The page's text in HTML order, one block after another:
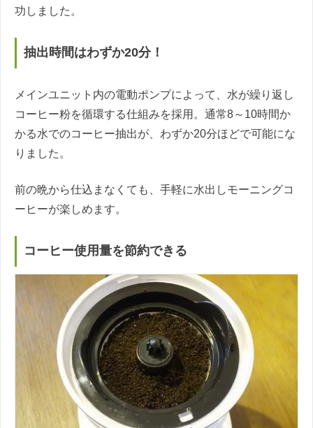
功しました。
抽出時間はわずか20分！
メインユニット内の電動ポンプによって、水が繰り返し
コーヒー粉を循環する仕組みを採用。通常8～10時間か
かる水でのコーヒー抽出が、わずか20分ほどで可能にな
りました。
前の晩から仕込まなくても、手軽に水出しモーニングコ
ーヒーが楽しめます。
コーヒー使用量を節約できる